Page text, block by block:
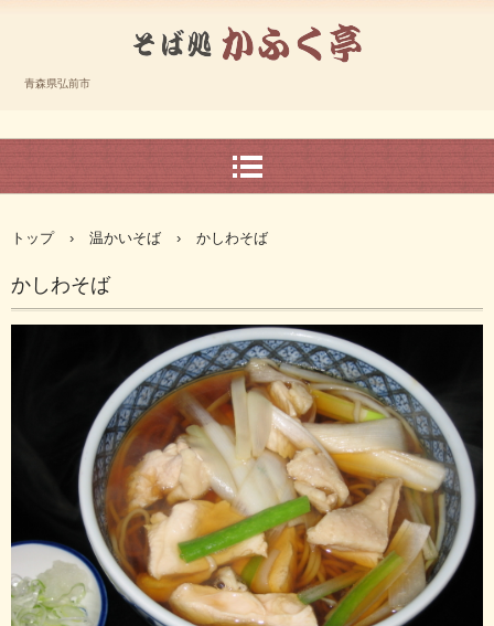
処かふく亭（公式サイト）
青森県弘前市
トップ › 温かいそば › かしわそば
かしわそば